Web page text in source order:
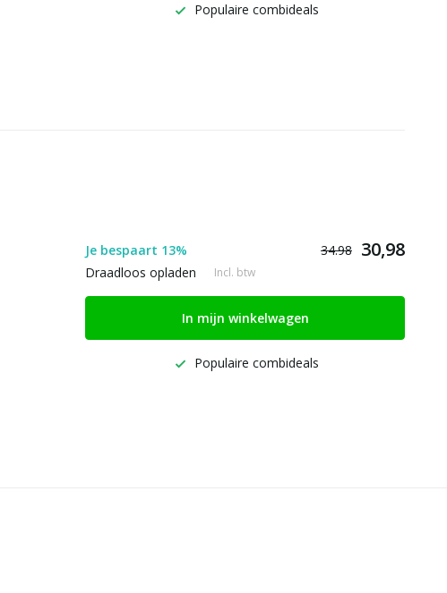
Populaire combideals
Je bespaart 13% 34.98 30,98
Draadloos opladen Incl. btw
In mijn winkelwagen
Populaire combideals